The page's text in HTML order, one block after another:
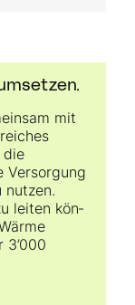
mit
die
Versorgung
nutzen.
leiten kön­